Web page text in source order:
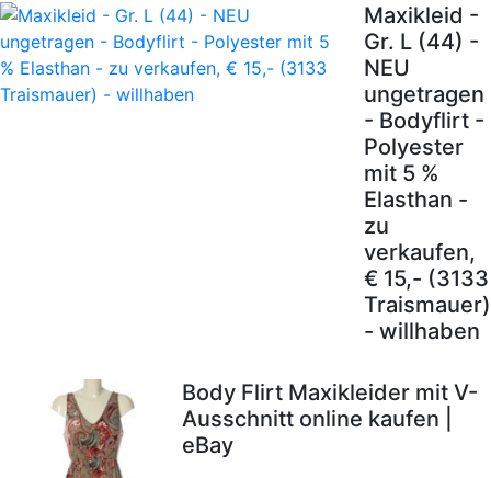
Maxikleid -
Gr. L (44) -
NEU
ungetragen
- Bodyflirt -
Polyester
mit 5 %
Elasthan -
zu
verkaufen,
€ 15,- (3133
Traismauer)
- willhaben
Body Flirt Maxikleider mit V-
Ausschnitt online kaufen |
eBay